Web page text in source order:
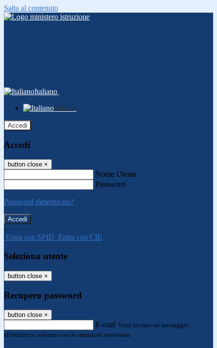
Salta al contenuto
Italiano
Italiano
Accedi
Accedi
button close ×
Nome Utente
Password
Password dimenticata?
-
Entra con SPID Entra con CIE
Seleziona utente
button close ×
Recupero password
button close ×
E-mail Verrà inviato un messaggio
all'indirizzo indicato con le istruzioni necessarie.